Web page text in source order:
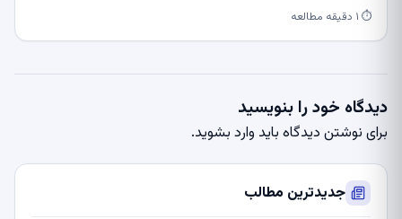
⏱ ۱ دقیقه مطالعه
دیدگاه خود را بنویسید
برای نوشتن دیدگاه باید وارد بشوید.
جدیدترین مطالب